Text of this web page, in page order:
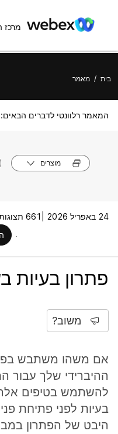
מרכז
בית / מאמר
המאמר רלוונטי לדברים הבאים:
מוצרים
24 באפריל 2026 | 661 תצוגות |
פתרון בעיות
משוב?
אם משהו משתבש
להשתמש בטיפים אלה
בעיות לפני פתיחת
היבט של הפתרון